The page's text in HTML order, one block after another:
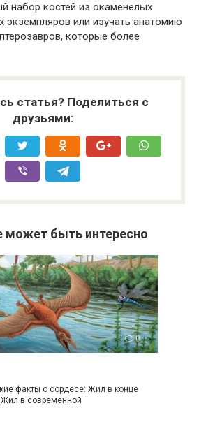
набор костей из окаменелых
экземпляров или изучать анатомию
которые более
статья? Поделиться с
друзьями:
может быть интересно
0
факты о сордесе: Жил в конце
в современной